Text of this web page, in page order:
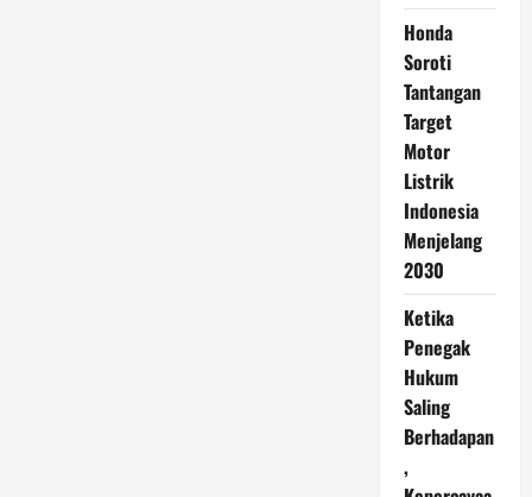
Honda
Soroti
Tantangan
Target
Motor
Listrik
Indonesia
Menjelang
2030
Ketika
Penegak
Hukum
Saling
Berhadapan
,